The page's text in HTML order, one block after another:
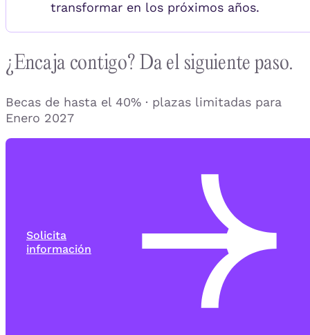
transformar en los próximos años.
¿Encaja contigo? Da el siguiente paso.
Becas de hasta el 40% · plazas limitadas para
Enero 2027
Solicita
información